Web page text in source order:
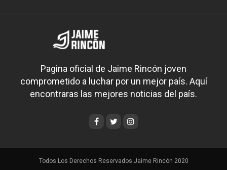
Pagina oficial de Jaime Rincón joven
comprometido a luchar por un mejor país. Aquí
encontraras las mejores noticias del país.
Todos Los Derechos Reservados Jaime Rincón 2020